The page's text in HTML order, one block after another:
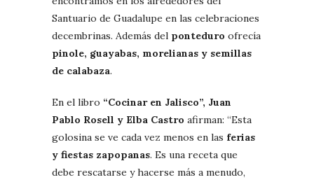
Santuario de Guadalupe en las celebraciones
decembrinas. Además del ponteduro ofrecía
pinole, guayabas, morelianas y semillas
de calabaza.
En el libro “Cocinar en Jalisco”, Juan
Pablo Rosell y Elba Castro afirman: “Esta
golosina se ve cada vez menos en las ferias
y fiestas zapopanas. Es una receta que
debe rescatarse y hacerse más a menudo,